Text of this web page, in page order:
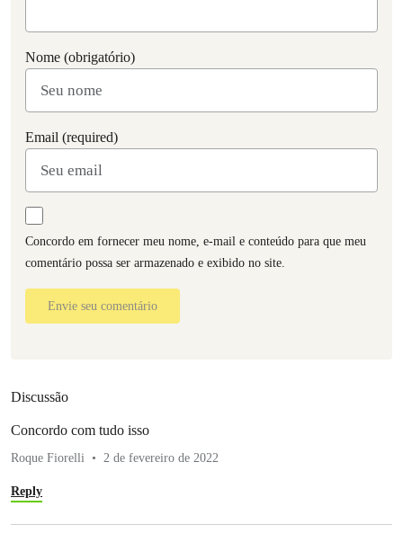
Nome (obrigatório)
Email (required)
Concordo em fornecer meu nome, e-mail e conteúdo para que meu
comentário possa ser armazenado e exibido no site.
Envie seu comentário
Discussão
Concordo com tudo isso
Roque Fiorelli 2 de fevereiro de 2022
Reply